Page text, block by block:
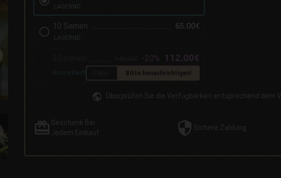
LAGERND
10 Samen 65.00€
LAGERND
-20% 112.00€
Ausverkauft Bitte benachrichtigen!
Überprüfen Sie die Verfügbarkeit entsprechend dem
Geschenk Bei
Jedem Einkauf
Sichere Zahlung